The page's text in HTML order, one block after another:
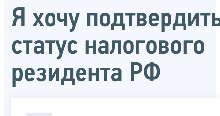
Я хочу
статус налогового
резидента РФ